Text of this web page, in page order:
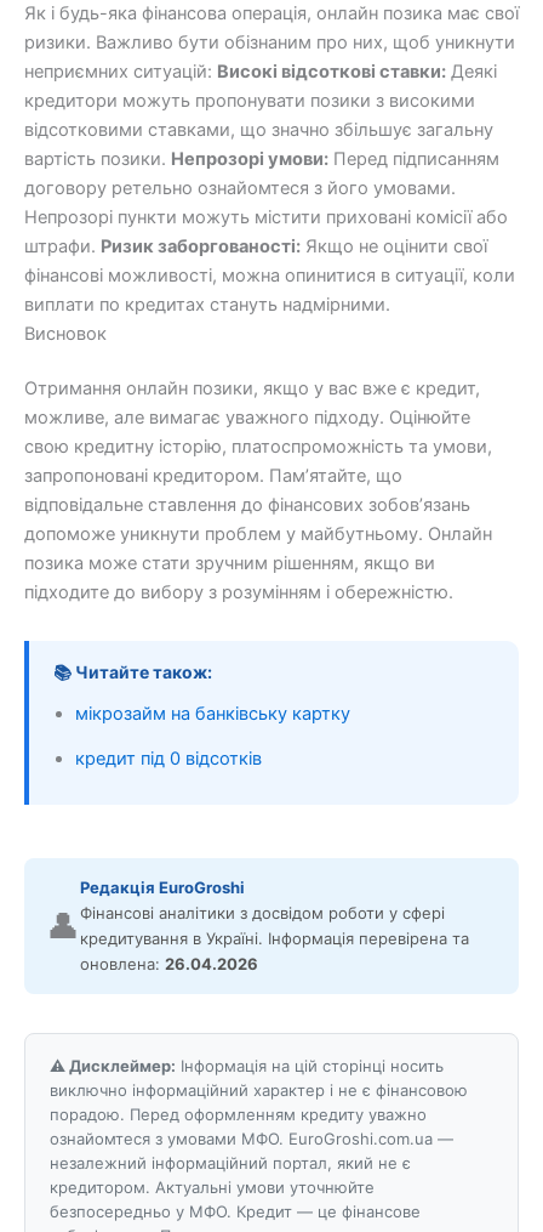
Як і будь-яка фінансова операція, онлайн позика має свої
ризики. Важливо бути обізнаним про них, щоб уникнути
неприємних ситуацій: Високі відсоткові ставки: Деякі
кредитори можуть пропонувати позики з високими
відсотковими ставками, що значно збільшує загальну
вартість позики. Непрозорі умови: Перед підписанням
договору ретельно ознайомтеся з його умовами.
Непрозорі пункти можуть містити приховані комісії або
штрафи. Ризик заборгованості: Якщо не оцінити свої
фінансові можливості, можна опинитися в ситуації, коли
виплати по кредитах стануть надмірними.
Висновок
Отримання онлайн позики, якщо у вас вже є кредит,
можливе, але вимагає уважного підходу. Оцінюйте
свою кредитну історію, платоспроможність та умови,
запропоновані кредитором. Пам’ятайте, що
відповідальне ставлення до фінансових зобов’язань
допоможе уникнути проблем у майбутньому. Онлайн
позика може стати зручним рішенням, якщо ви
підходите до вибору з розумінням і обережністю.
📚 Читайте також:
мікрозайм на банківську картку
кредит під 0 відсотків
👤
Редакція EuroGroshi
Фінансові аналітики з досвідом роботи у сфері
кредитування в Україні. Інформація перевірена та
оновлена: 26.04.2026
⚠️ Дисклеймер: Інформація на цій сторінці носить
виключно інформаційний характер і не є фінансовою
порадою. Перед оформленням кредиту уважно
ознайомтеся з умовами МФО. EuroGroshi.com.ua —
незалежний інформаційний портал, який не є
кредитором. Актуальні умови уточнюйте
безпосередньо у МФО. Кредит — це фінансове